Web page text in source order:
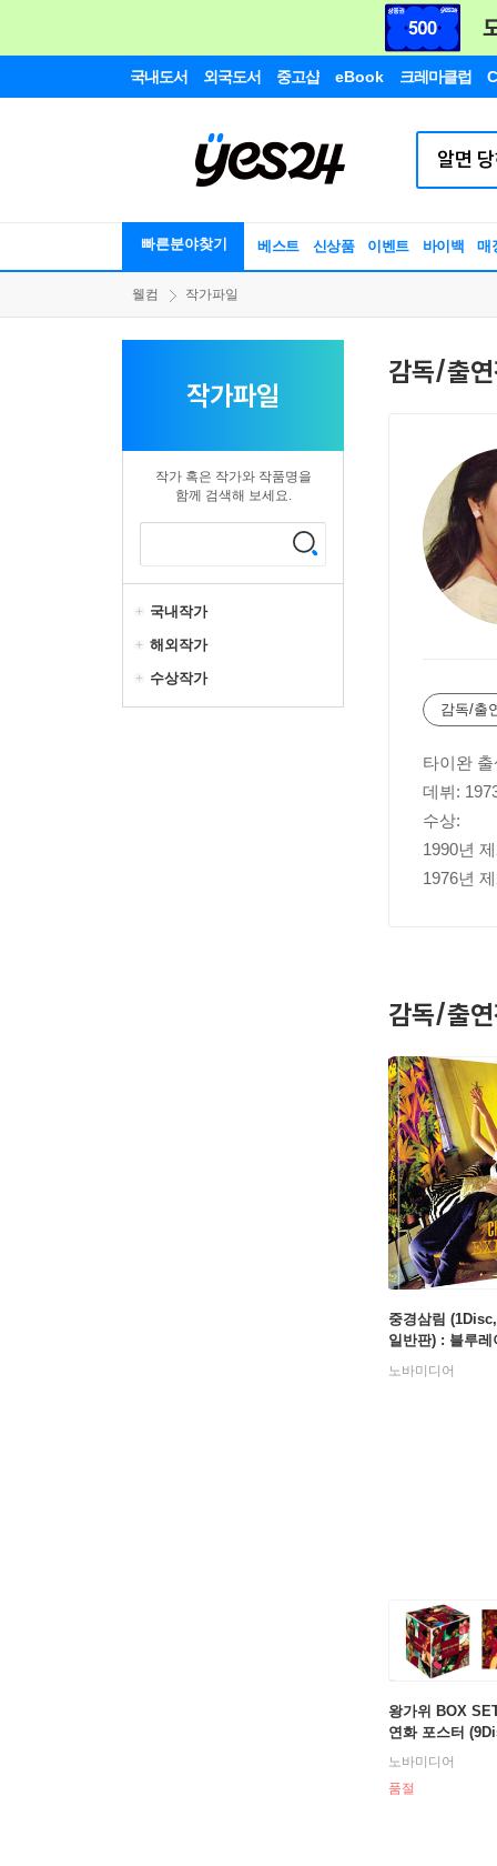
국내도서 외국도서 중고샵 eBook 크레마클럽
빠른분야찾기 베스트 신상품 이벤트 바이백 매
웰컴 작가파일
작가파일
작가 혹은 작가와 작품명을
함께 검색해 보세요.
국내작가
해외작가
수상작가
감독/출
감독/출
타이완
데뷔:
수상:
1990년
1976년
감독/출
중경삼림
일반판) : 블루레
노바미디어
왕가위 BOX
연화 포스터
OVIE
노바미디어
품절